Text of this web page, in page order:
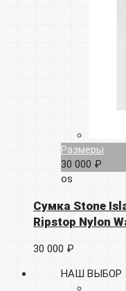
Размеры
30 000 ₽
os
Сумка Stone
Ripstop Nylon
30 000 ₽
НАШ ВЫБОР